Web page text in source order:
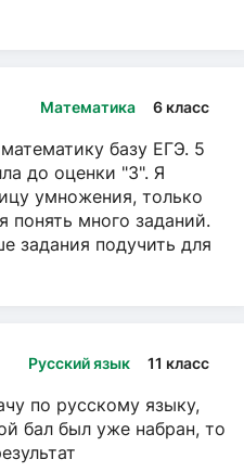
Математика 6 класс
базу ЕГЭ. 5
до оценки "3". Я
умножения, только
понять много заданий.
задания подучить для
Русский язык 11 класс
по русскому языку,
бал был уже набран, то